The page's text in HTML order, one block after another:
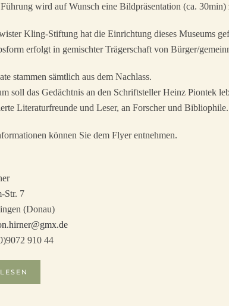
wird auf Wunsch eine Bildpräsentation (ca.
Kling-Stiftung hat die Einrichtung dieses Museums
erfolgt in gemischter Trägerschaft von Bürger/
stammen sämtlich aus dem Nachlass.
soll das Gedächtnis an den Schriftsteller Heinz Piontek
Literaturfreunde und Leser, an Forscher und Bibliophile.
können Sie dem Flyer entnehmen.
Str. 7
(Donau)
910 44